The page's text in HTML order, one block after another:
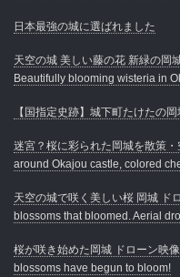
日本最強の城に選ばれました
天空の城 美しい藤の花 新緑の岡
Beautifully blooming wisteria in
【国指定史跡】城下町たけたの
迷宮？桜に彩られた岡城を散策
around Okajou castle, colored
天空の城で咲く美しい桜 岡城 ド
blossoms that bloomed. Aerial
桜が咲き始めた岡城 ドローン映
blossoms have begun to bloom!